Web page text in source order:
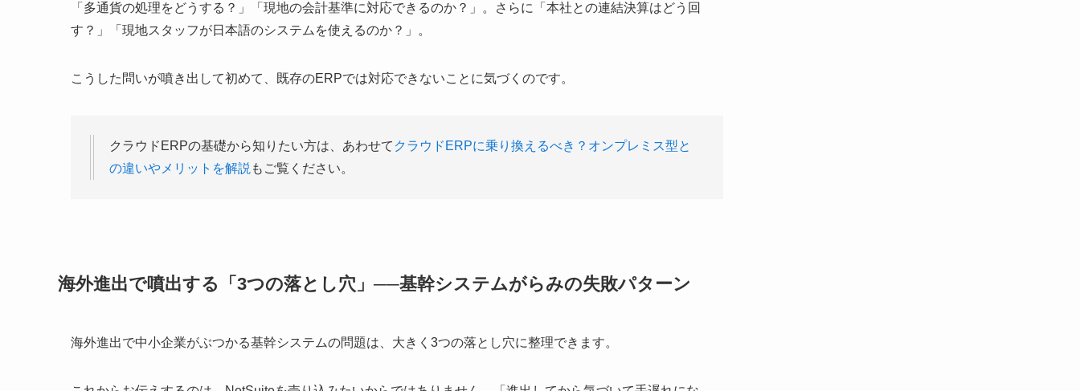
「多通貨の処理をどうする？」「現地の会計基準に対応できるのか？」。さらに「本社との連結決算はどう回
す？」「現地スタッフが日本語のシステムを使えるのか？」。
こうした問いが噴き出して初めて、既存のERPでは対応できないことに気づくのです。
クラウドERPの基礎から知りたい方は、あわせて クラウドERPに乗り換えるべき？オンプレミス型と
の違いやメリットを解説 もご覧ください。
海外進出で噴出する「3つの落とし穴」──基幹システムがらみの失敗パターン
海外進出で中小企業がぶつかる基幹システムの問題は、大きく3つの落とし穴に整理できます。